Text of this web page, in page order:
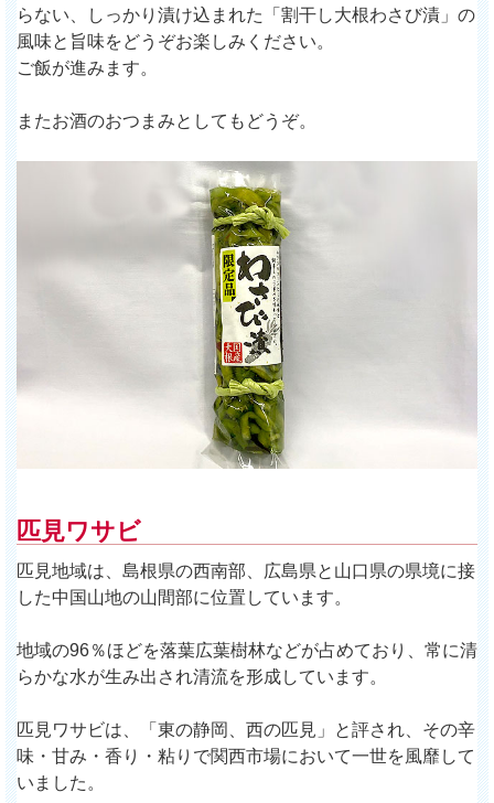
らない、しっかり漬け込まれた「割干し大根わさび漬」の
風味と旨味をどうぞお楽しみください。
ご飯が進みます。
またお酒のおつまみとしてもどうぞ。
匹見ワサビ
匹見地域は、島根県の西南部、広島県と山口県の県境に接
した中国山地の山間部に位置しています。
地域の96％ほどを落葉広葉樹林などが占めており、常に清
らかな水が生み出され清流を形成しています。
匹見ワサビは、「東の静岡、西の匹見」と評され、その辛
味・甘み・香り・粘りで関西市場において一世を風靡して
いました。